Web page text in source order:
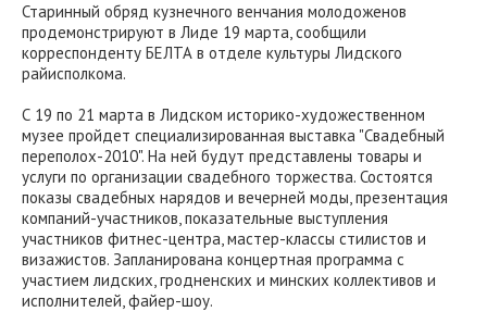
Старинный обряд кузнечного венчания молодоженов
продемонстрируют в Лиде 19 марта, сообщили
корреспонденту БЕЛТА в отделе культуры Лидского
райисполкома.
С 19 по 21 марта в Лидском историко-художественном
музее пройдет специализированная выставка "Свадебный
переполох-2010". На ней будут представлены товары и
услуги по организации свадебного торжества. Состоятся
показы свадебных нарядов и вечерней моды, презентация
компаний-участников, показательные выступления
участников фитнес-центра, мастер-классы стилистов и
визажистов. Запланирована концертная программа с
участием лидских, гродненских и минских коллективов и
исполнителей, файер-шоу.